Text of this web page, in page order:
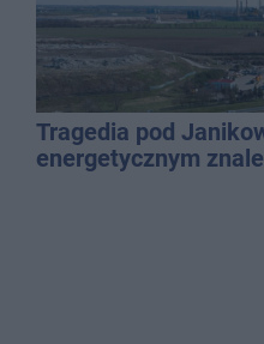
Tragedia pod
energetycznym